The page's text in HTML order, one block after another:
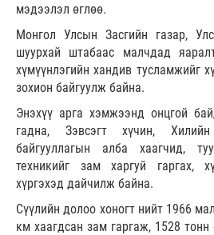
мэдээлэл өглөө.
Монгол Улсын Засгийн газар,
шуурхай штабаас малчдад
хүмүүнлэгийн хандив тусламжийг
зохион байгуулж байна.
Энэхүү арга хэмжээнд онцгой
гадна, Зэвсэгт хүчин,
байгууллагын алба хаагчид,
техникийг зам харгуй гаргах,
хүргэхэд дайчилж байна.
Сүүлийн долоо хоногт нийт 1966
км хаагдсан зам гаргаж, 1528